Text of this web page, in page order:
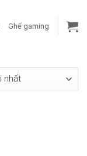
Ghế gaming